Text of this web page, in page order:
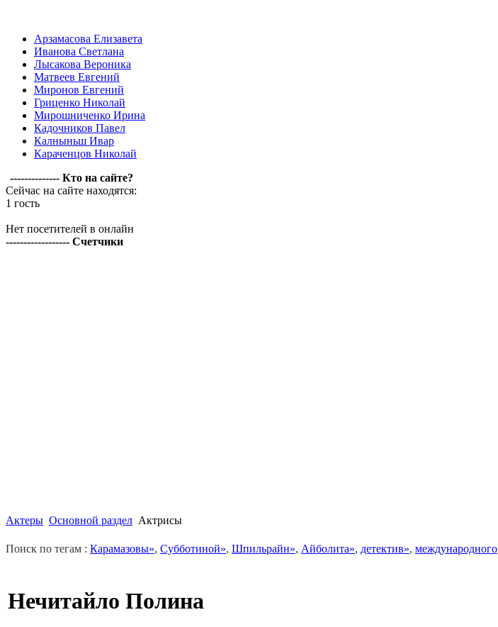
Арзамасова Елизавета
Иванова Светлана
Лысакова Вероника
Матвеев Евгений
Миронов Евгений
Гриценко Николай
Мирошниченко Ирина
Кадочников Павел
Калныньш Ивар
Караченцов Николай
-------------- Кто на сайте?
Сейчас на сайте находятся:
1 гость
Нет посетителей в онлайн
------------------ Счетчики
Актеры Основной раздел Актрисы
Поиск по тегам : Карамазовы», Субботиной», Шпильрайн», Айболита», детектив», международного
Нечитайло Полина